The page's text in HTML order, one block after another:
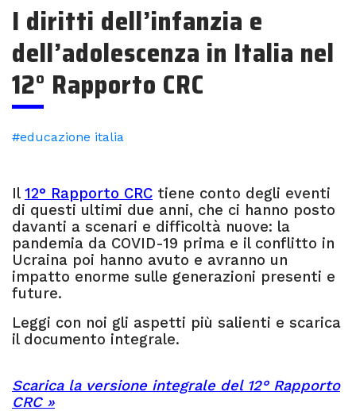
I diritti dell’infanzia e
dell’adolescenza in Italia nel
12° Rapporto CRC
#educazione italia
Il 12° Rapporto CRC tiene conto degli eventi
di questi ultimi due anni, che ci hanno posto
davanti a scenari e difficoltà nuove: la
pandemia da COVID-19 prima e il conflitto in
Ucraina poi hanno avuto e avranno un
impatto enorme sulle generazioni presenti e
future.
Leggi con noi gli aspetti più salienti e scarica
il documento integrale.
Scarica la versione integrale del 12° Rapporto
CRC »